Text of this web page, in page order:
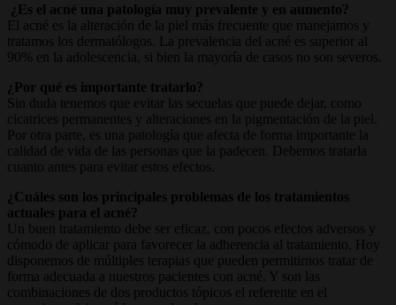
¿Es el acné una patología muy prevalente y en aumento?
El acné es la alteración de la piel más frecuente que manejamos y
tratamos los dermatólogos. La prevalencia del acné es superior al
90% en la adolescencia, si bien la mayoría de casos no son severos.
¿Por qué es importante tratarlo?
Sin duda tenemos que evitar las secuelas que puede dejar, como
cicatrices permanentes y alteraciones en la pigmentación de la piel.
Por otra parte, es una patología que afecta de forma importante la
calidad de vida de las personas que la padecen. Debemos tratarla
cuanto antes para evitar estos efectos.
¿Cuáles son los principales problemas de los tratamientos
actuales para el acné?
Un buen tratamiento debe ser eficaz, con pocos efectos adversos y
cómodo de aplicar para favorecer la adherencia al tratamiento. Hoy
disponemos de múltiples terapias que pueden permitirnos tratar de
forma adecuada a nuestros pacientes con acné. Y son las
combinaciones de dos productos tópicos el referente en el